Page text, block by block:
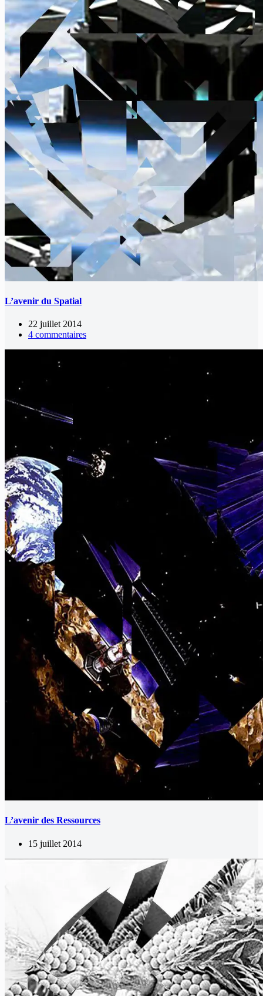
L’avenir du Spatial
22 juillet 2014
4 commentaires
L’avenir des Ressources
15 juillet 2014